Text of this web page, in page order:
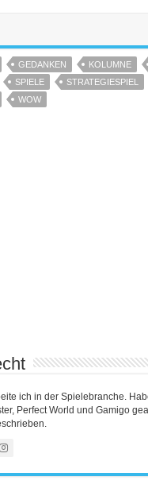
GEDANKEN KOLUMNE
SPIELE STRATEGIESPIEL
WOW
ich in der Spielebranche.
Perfect World und Gamigo